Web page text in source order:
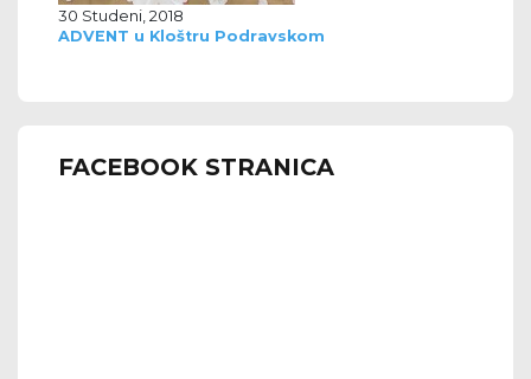
30 Studeni, 2018
ADVENT u Kloštru Podravskom
FACEBOOK STRANICA